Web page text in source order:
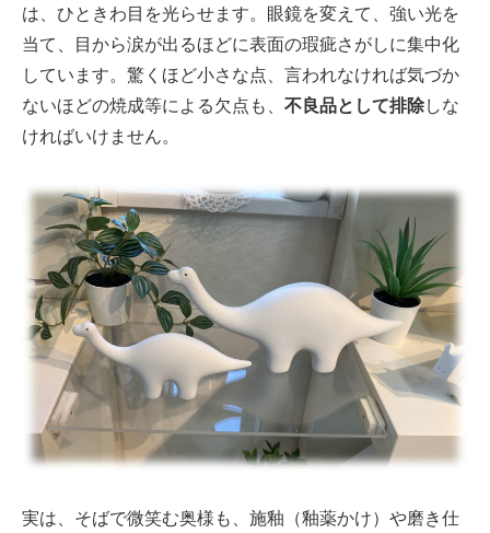
は、ひときわ目を光らせます。眼鏡を変えて、強い光を
当て、目から涙が出るほどに表面の瑕疵さがしに集中化
しています。驚くほど小さな点、言われなければ気づか
ないほどの焼成等による欠点も、 不良品として排除しな
ければいけません。
実は、そばで微笑む奥様も、施釉（釉薬かけ）や磨き仕